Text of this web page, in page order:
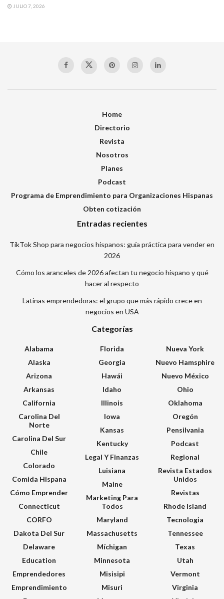
JULIO 7, 2026
Home
Directorio
Revista
Nosotros
Planes
Podcast
Programa de Emprendimiento para Organizaciones Hispanas
Obten cotización
Entradas recientes
TikTok Shop para negocios hispanos: guía práctica para vender en
2026
Cómo los aranceles de 2026 afectan tu negocio hispano y qué
hacer al respecto
Latinas emprendedoras: el grupo que más rápido crece en
negocios en USA
Categorías
Alabama
Alaska
Arizona
Arkansas
California
Carolina Del
Norte
Carolina Del Sur
Chile
Colorado
Comida Hispana
Cómo Emprender
Connecticut
CORFO
Dakota Del Sur
Delaware
Education
Emprendedores
Emprendimiento
Florida
Georgia
Hawái
Idaho
Illinois
Iowa
Kansas
Kentucky
Legal Y Finanzas
Luisiana
Maine
Marketing Para
Todos
Maryland
Massachusetts
Míchigan
Minnesota
Misisipi
Misuri
Nueva York
Nuevo Hamsphire
Nuevo México
Ohio
Oklahoma
Oregón
Pensilvania
Podcast
Regional
Revista Estados
Unidos
Revistas
Rhode Island
Tecnologia
Tennessee
Texas
Utah
Vermont
Virginia